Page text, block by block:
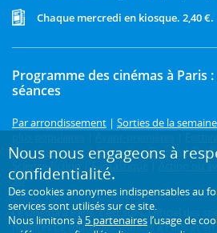
Chaque mercredi en kiosque. 2,40 €.
Programme des cinémas à Paris
séances
Par arrondissement | Sorties de la semaine
Prochainement |Comédie|Drame |
Science-fiction
|Fantastique Action ou
3D
Le cinéma à Paris, c'est sur L'Officiel des
horaires de toutes les séances à Paris et
Nous nous engageons à
confidentialité.
Des cookies anonymes indispensables au
services sont utilisés sur ce site.
Nous limitons à 5 partenaires l’usage de